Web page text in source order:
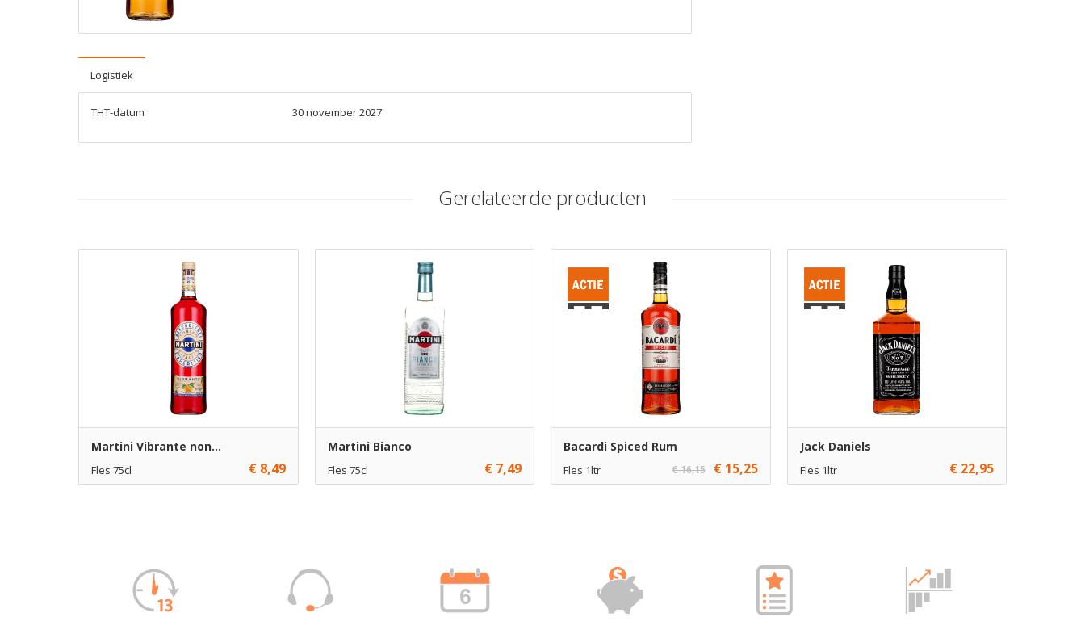
Logistiek
THT-datum 30 november 2027
Gerelateerde producten
Martini Vibrante non...
Fles 75cl € 8,49
Martini Bianco
Fles 75cl € 7,49
Bacardi Spiced Rum
Fles 1ltr € 16,15 € 15,25
Jack Daniels
Fles 1ltr € 22,95